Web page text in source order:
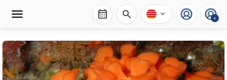
calendar_month search expand_more +